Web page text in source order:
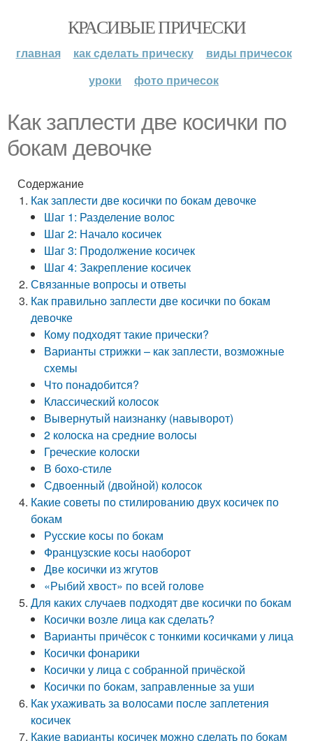
КРАСИВЫЕ ПРИЧЕСКИ
главная как сделать прическу
виды причесок
уроки
фото причесок
Как заплести две косички по
бокам девочке
Содержание
Как заплести две косички по бокам девочке
Шаг 1: Разделение волос
Шаг 2: Начало косичек
Шаг 3: Продолжение косичек
Шаг 4: Закрепление косичек
Связанные вопросы и ответы
Как правильно заплести две косички по бокам
девочке
Кому подходят такие прически?
Варианты стрижки – как заплести, возможные
схемы
Что понадобится?
Классический колосок
Вывернутый наизнанку (навыворот)
2 колоска на средние волосы
Греческие колоски
В бохо-стиле
Сдвоенный (двойной) колосок
Какие советы по стилированию двух косичек по
бокам
Русские косы по бокам
Французские косы наоборот
Две косички из жгутов
«Рыбий хвост» по всей голове
Для каких случаев подходят две косички по бокам
Косички возле лица как сделать?
Варианты причёсок с тонкими косичками у лица
Косички фонарики
Косички у лица с собранной причёской
Косички по бокам, заправленные за уши
Как ухаживать за волосами после заплетения
косичек
Какие варианты косичек можно сделать по бокам